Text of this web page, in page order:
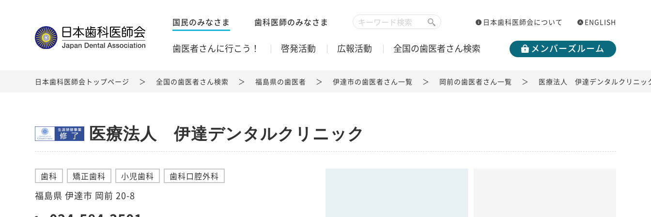
国民のみなさま 歯科医師のみなさま 日本歯科医師会について ENGLISH
歯医者さんに行こう！ 啓発活動 広報活動 全国の歯医者さん検索 メンバーズルーム
日本歯科医師会トップページ 全国の歯医者さん検索 福島県の歯医者 伊達市の歯医者さん一覧 岡前の歯医者さん一覧 医療法人 伊達デンタルクリニッ
医療法人 伊達デンタルクリニック
歯科 矯正歯科 小児歯科 歯科口腔外科
福島県 伊達市 岡前 20-8